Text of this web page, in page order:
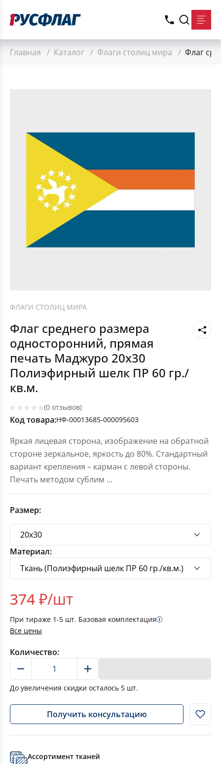
Главная / Каталог / Флаги столиц мира / Флаг
ФЛАГИ СТОЛИЦ МИРА
Флаг среднего размера
односторонний, прямая
печать Маджуро 20х30
Полиэфирный шелк ПР 60 гр./
кв.м.
(0 отзывов)
Код товара:НФ-00013685-000095603
Яркая лицевая сторона, изображение на обратной
стороне зеркальное, яркость до 80%. Стандартный
вариант крепления – карман с левой стороны.
Печать методом сублим ...
Размер:
Материал:
374₽/шт
При тираже 1-5 шт. Базовая комплектация
Все цены
Количество:
До увеличения скидки осталось 5 шт.
Получить консультацию
Ассортимент тканей